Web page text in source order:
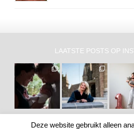
LAATSTE POSTS OP
Deze website gebruikt alleen